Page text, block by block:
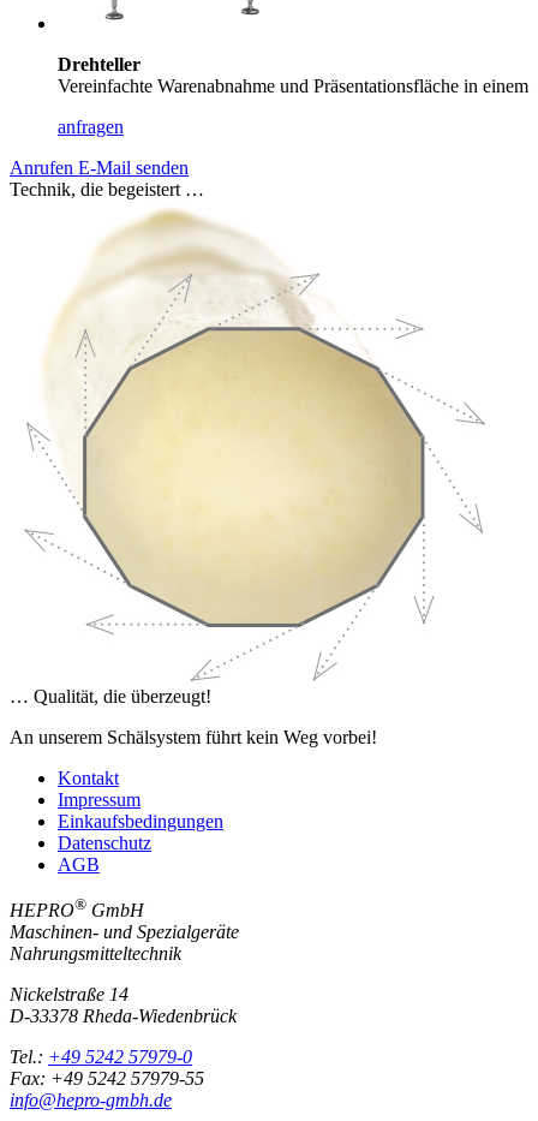
Drehteller
Vereinfachte Warenabnahme und Präsentationsfläche in einem
anfragen
Anrufen E-Mail senden
Technik, die begeistert …
… Qualität, die überzeugt!
An unserem Schälsystem führt kein Weg vorbei!
Kontakt
Impressum
Einkaufsbedingungen
Datenschutz
AGB
HEPRO® GmbH
Maschinen- und Spezialgeräte
Nahrungsmitteltechnik
Nickelstraße 14
D-33378 Rheda-Wiedenbrück
Tel.: +49 5242 57979-0
Fax: +49 5242 57979-55
info@hepro-gmbh.de